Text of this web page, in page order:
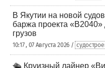
В Якутии на новой
баржа проекта «В2040»
грузов
10:17 , 07 Августа 2026 /
🛳️ Круизный лайнер